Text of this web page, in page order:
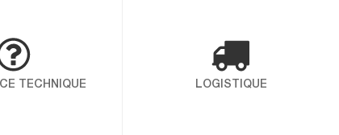
sa souplesse d’application et
sur les chantiers les plus
met en avant une […]
TECHNIQUE LOGISTIQUE